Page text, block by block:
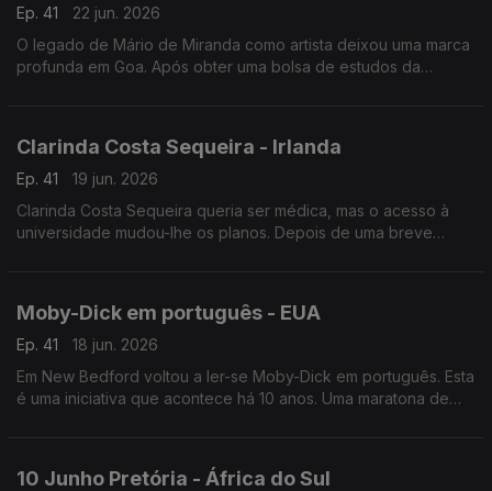
Ep. 41
22 jun. 2026
O legado de Mário de Miranda como artista deixou uma marca
profunda em Goa. Após obter uma bolsa de estudos da
Clarinda Costa Sequeira - Irlanda
Ep. 41
19 jun. 2026
Clarinda Costa Sequeira queria ser médica, mas o acesso à
universidade mudou-lhe os planos. Depois de uma breve
Moby-Dick em português - EUA
Ep. 41
18 jun. 2026
Em New Bedford voltou a ler-se Moby-Dick em português. Esta
é uma iniciativa que acontece há 10 anos. Uma maratona de
10 Junho Pretória - África do Sul